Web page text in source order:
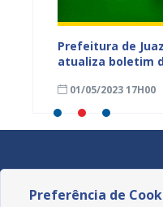
Prefeitura de
atualiza boletim
01/05/2023 17H00
Preferência de